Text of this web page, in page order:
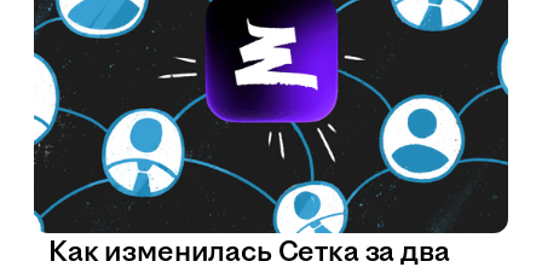
Как изменилась Сетка за два